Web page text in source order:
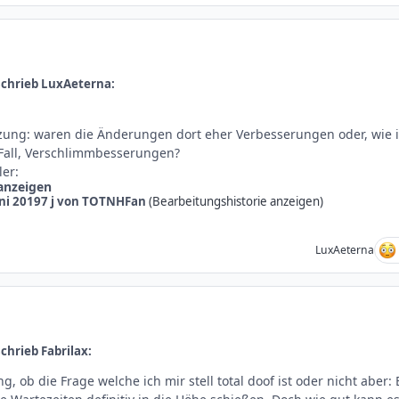
LuxAeterna:
waren die Änderungen dort eher Verbesserungen oder, wie
Verschlimmbesserungen?
20197 j von TOTNHFan (Bearbeitungshistorie anzeigen)
LuxAeterna
Fabrilax:
ob die Frage welche ich mir stell total doof ist oder nicht aber: